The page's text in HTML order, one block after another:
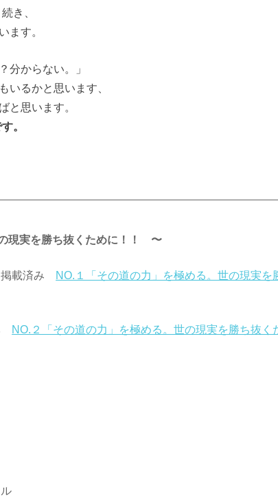
き、
ます。
分からない。」
いるかと思います、
と思います。
。
現実を勝ち抜くために！！ 〜
掲載済み
NO.１「その道の力」を極める。世の現実を
NO.２「その道の力」を極める。世の現実を勝ち抜く